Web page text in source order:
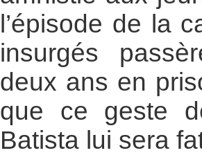
l’épisode de la
insurgés
deux ans en
que ce geste
Batista lui sera